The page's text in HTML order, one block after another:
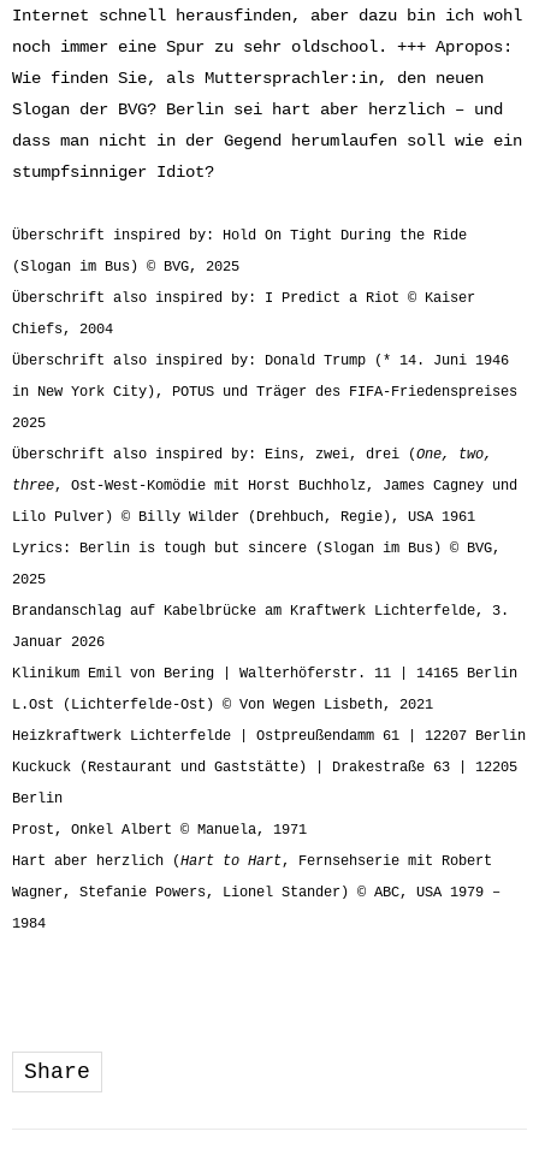
Internet schnell herausfinden, aber dazu bin ich wohl
noch immer eine Spur zu sehr oldschool. +++ Apropos:
Wie finden Sie, als Muttersprachler:in, den neuen
Slogan der BVG? Berlin sei hart aber herzlich – und
dass man nicht in der Gegend herumlaufen soll wie ein
stumpfsinniger Idiot?
Überschrift inspired by: Hold On Tight During the Ride
(Slogan im Bus) © BVG, 2025
Überschrift also inspired by: I Predict a Riot © Kaiser
Chiefs, 2004
Überschrift also inspired by: Donald Trump (* 14. Juni 1946
in New York City), POTUS und Träger des FIFA-Friedenspreises
2025
Überschrift also inspired by: Eins, zwei, drei (One, two,
three, Ost-West-Komödie mit Horst Buchholz, James Cagney und
Lilo Pulver) © Billy Wilder (Drehbuch, Regie), USA 1961
Lyrics: Berlin is tough but sincere (Slogan im Bus) © BVG,
2025
Brandanschlag auf Kabelbrücke am Kraftwerk Lichterfelde, 3.
Januar 2026
Klinikum Emil von Bering | Walterhöferstr. 11 | 14165 Berlin
L.Ost (Lichterfelde-Ost) © Von Wegen Lisbeth, 2021
Heizkraftwerk Lichterfelde | Ostpreußendamm 61 | 12207 Berlin
Kuckuck (Restaurant und Gaststätte) | Drakestraße 63 | 12205
Berlin
Prost, Onkel Albert © Manuela, 1971
Hart aber herzlich (Hart to Hart, Fernsehserie mit Robert
Wagner, Stefanie Powers, Lionel Stander) © ABC, USA 1979 –
1984
Share